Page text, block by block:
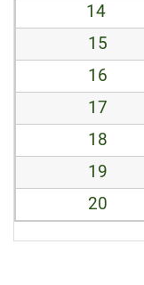
14
15
16
17
18
19
20